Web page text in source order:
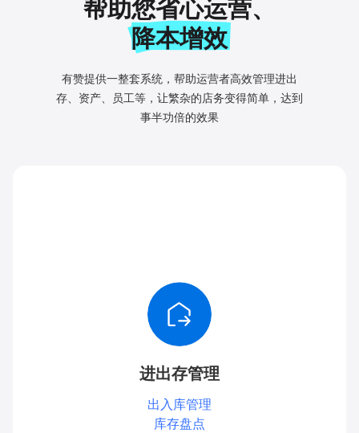
帮助您省心运营、
降本增效
有赞提供一整套系统，帮助运营者高效管理进出
存、资产、
员工等，让繁杂的店务变得简单，达到
事半功倍的效果
进出存管理
出入库管理
库存盘点